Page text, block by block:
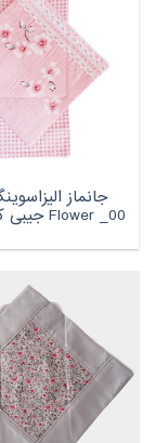
جانماز
Flower _00 جیبی کد 313_00